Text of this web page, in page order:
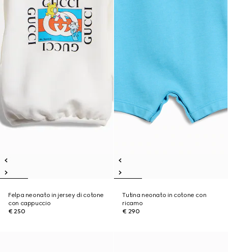
Felpa neonato in jersey di cotone
con cappuccio
€ 250
Tutina neonato in cotone con
ricamo
€ 290